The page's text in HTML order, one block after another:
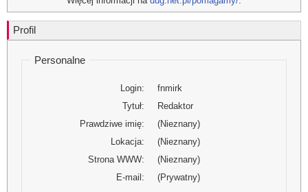
Profil
Personalne
Login:
fnmirk
Tytuł:
Redaktor
Prawdziwe imię:
(Nieznany)
Lokacja:
(Nieznany)
Strona WWW:
(Nieznany)
E-mail:
(Prywatny)